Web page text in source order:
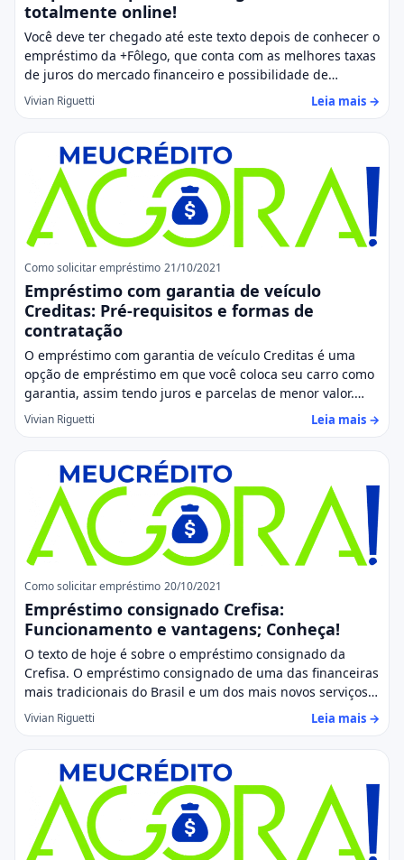
totalmente online!
Você deve ter chegado até este texto depois de conhecer o
empréstimo da +Fôlego, que conta com as melhores taxas
de juros do mercado financeiro e possibilidade de…
Vivian Riguetti Leia mais →
Como solicitar empréstimo 21/10/2021
Empréstimo com garantia de veículo
Creditas: Pré-requisitos e formas de
contratação
O empréstimo com garantia de veículo Creditas é uma
opção de empréstimo em que você coloca seu carro como
garantia, assim tendo juros e parcelas de menor valor.…
Vivian Riguetti Leia mais →
Como solicitar empréstimo 20/10/2021
Empréstimo consignado Crefisa:
Funcionamento e vantagens; Conheça!
O texto de hoje é sobre o empréstimo consignado da
Crefisa. O empréstimo consignado de uma das financeiras
mais tradicionais do Brasil e um dos mais novos serviços…
Vivian Riguetti Leia mais →